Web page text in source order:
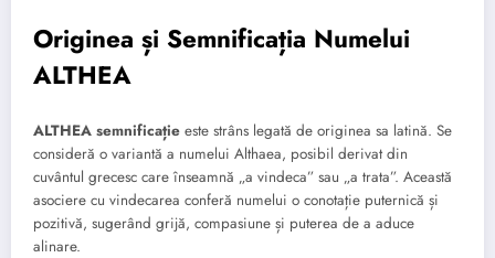
Originea și Semnificația Numelui
ALTHEA
ALTHEA semnificație este strâns legată de originea sa latină. Se
consideră o variantă a numelui Althaea, posibil derivat din
cuvântul grecesc care înseamnă „a vindeca” sau „a trata”. Această
asociere cu vindecarea conferă numelui o conotație puternică și
pozitivă, sugerând grijă, compasiune și puterea de a aduce
alinare.